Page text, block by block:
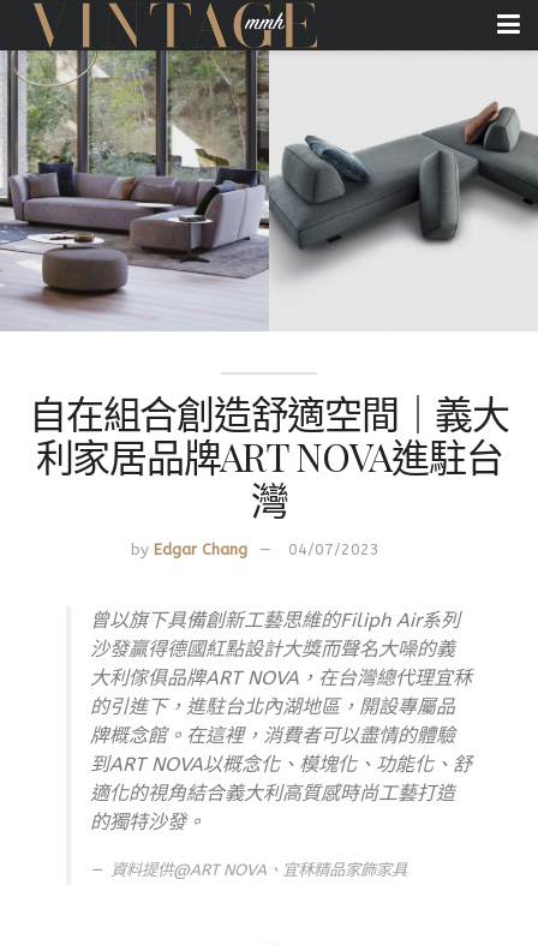
自在組合創造舒適空間｜義大
利家居品牌ART NOVA進駐台
灣
by Edgar Chang 04/07/2023
曾以旗下具備創新工藝思維的Filiph Air系列
沙發贏得德國紅點設計大獎而聲名大噪的義
大利傢俱品牌ART NOVA，在台灣總代理宜秝
的引進下，進駐台北內湖地區，開設專屬品
牌概念館。在這裡，消費者可以盡情的體驗
到ART NOVA以概念化、模塊化、功能化、舒
適化的視角結合義大利高質感時尚工藝打造
的獨特沙發。
資料提供@ART NOVA、宜秝精品家飾家具